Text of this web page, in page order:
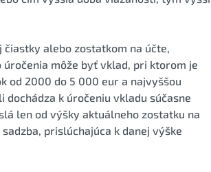
alebo zostatkom na účte,
môže byť vklad, pri ktorom je
od 2000 do 5 000 eur a najvyššou
k úročeniu vkladu súčasne
len od výšky aktuálneho zostatku na
prislúchajúca k danej výške